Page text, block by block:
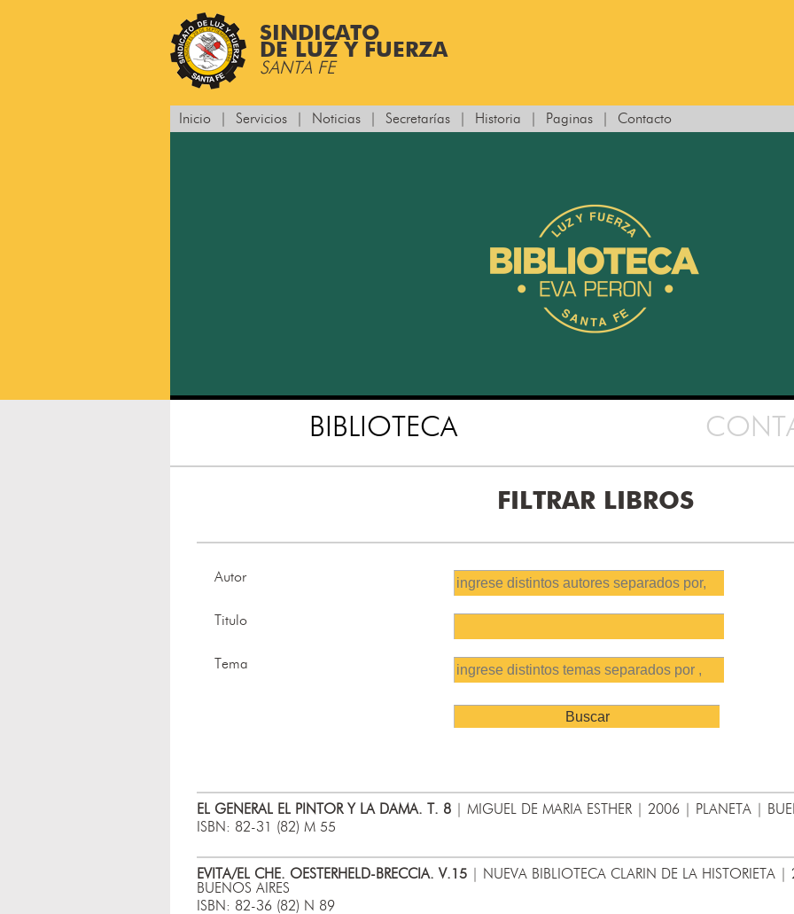
SINDICATO
DE LUZ Y FUERZA
SANTA FE
Inicio Servicios Noticias Secretarías Historia Paginas Contacto
BIBLIOTECA
FILTRAR LIBROS
Autor
Titulo
Tema
EL GENERAL EL PINTOR Y LA DAMA. T. 8 | MIGUEL DE MARIA ESTHER | 2006 | PLANETA |
ISBN: 82-31 (82) M 55
EVITA/EL CHE. OESTERHELD-BRECCIA. V.15 | NUEVA BIBLIOTECA CLARIN DE LA
BUENOS AIRES
ISBN: 82-36 (82) N 89